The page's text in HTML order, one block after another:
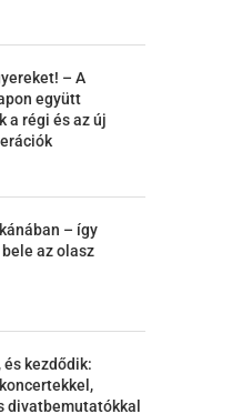
– A
együtt
a régi és az új
– így
az olasz
és kezdődik:
divatbemutatókkal